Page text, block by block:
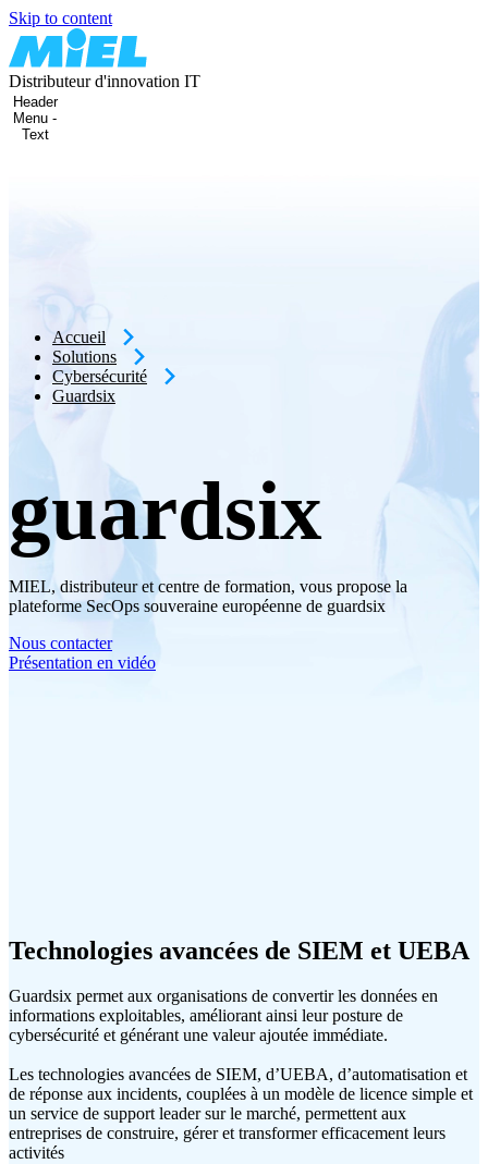
Skip to content
Distributeur d'innovation IT
Header
Menu -
Text
Accueil
Solutions
Cybersécurité
Guardsix
guardsix
MIEL, distributeur et centre de formation, vous propose la
plateforme SecOps souveraine européenne de guardsix
Nous contacter
Présentation en vidéo
Technologies avancées de SIEM et UEBA
Guardsix permet aux organisations de convertir les données en
informations exploitables, améliorant ainsi leur posture de
cybersécurité et générant une valeur ajoutée immédiate.
Les technologies avancées de SIEM, d’UEBA, d’automatisation et
de réponse aux incidents, couplées à un modèle de licence simple et
un service de support leader sur le marché, permettent aux
entreprises de construire, gérer et transformer efficacement leurs
activités